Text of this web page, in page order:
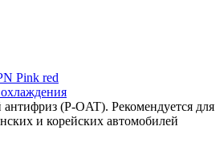
Pink red
(P-OAT). Рекомендуется для
и корейских автомобилей